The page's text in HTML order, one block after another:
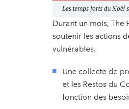
Les temps forts du Noël
Durant un mois, The
soutenir les actions
vulnérables.
Une collecte de
et les Restos du
fonction des